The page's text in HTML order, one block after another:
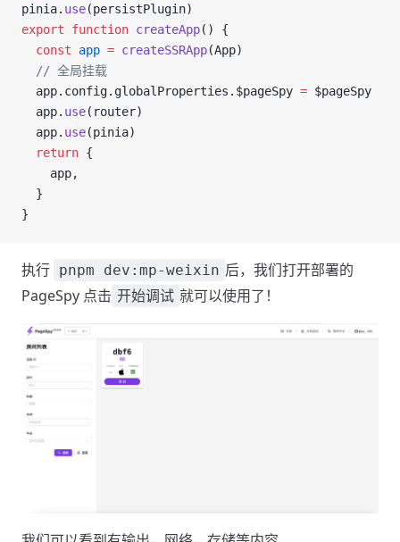
pinia. use(persistPlugin)
export function createApp() {
  const
app = createSSRApp(App)
  // 全局挂载
  app.config.globalProperties.$pageSpy
= $pageSpy
  app.
use(router)
  app.
use(pinia)
  return
{
    app,
  }
}
执行 pnpm dev:mp-weixin 后，我们打开部署的
PageSpy 点击 开始调试 就可以使用了！